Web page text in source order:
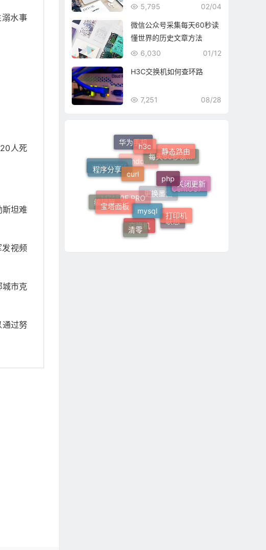
水事
人死
坦难
视频
城市克
通过努
02/04
5,795
微信公众号采集每天60秒读
懂世界的历史文章方法
01/12
6,030
H3C交换机如何查环路
08/28
7,251
华为手机
h3c
静态路由
windows
wordpress
程序分享
curl
php
关闭更新
CentOS7
更换墨盒
M7450F PRO
编辑器
宝塔面板
mysql
联想
交换机
清零